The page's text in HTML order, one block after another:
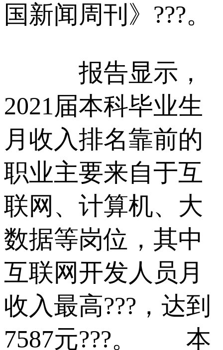
国新闻周刊》???。
报告显示，
2021届本科毕业生
月收入排名靠前的
职业主要来自于互
联网、计算机、大
数据等岗位，其中
互联网开发人员月
收入最高???，达到
7587元???。 本